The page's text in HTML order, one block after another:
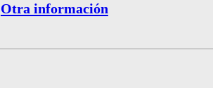
Otra información